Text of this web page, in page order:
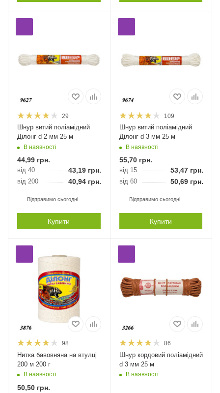
29
Шнур витий поліамідний
Ділонг d 2 мм 25 м
В наявності
44,99 грн.
від 40 43,19 грн.
від 200 40,94 грн.
Відправимо сьогодні
Купити
109
Шнур витий поліамідний
Ділонг d 3 мм 25 м
В наявності
55,70грн.
від 15 53,47грн.
від 60 50,69грн.
Відправимо сьогодні
Купити
98
Нитка бавовняна на втулці
200 м 200 г
В наявності
50,50 грн.
86
Шнур кордовий поліамідний
d 3 мм 25 м
В наявності